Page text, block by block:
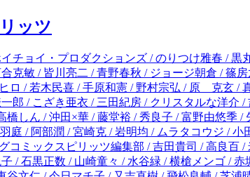
ッツ
/ 皆川亮二 / 青野春秋 / ジョージ朝倉 / 篠房六郎 / 猪熊しのぶ / ゆうきまさみ / 藤木俊 / 水口尚樹 / 柴門ふみ / 寒川一之 / 麻生羽呂 / 真鍋昌平 / 中原裕 / 高橋のぼる / 野田宏 / 柏葉ヒロ / 若木民喜 / 手原和憲 / 野村宗弘 / 原 克玄 / 真造圭伍 / 伊藤潤二 / ゴトウユキコ / 浅野